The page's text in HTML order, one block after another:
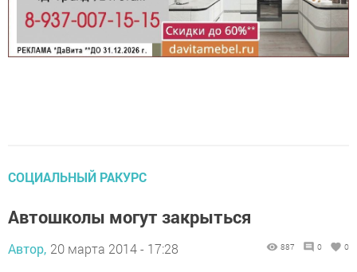
СОЦИАЛЬНЫЙ РАКУРС
Автошколы могут закрыться
Автор, 20 марта 2014 - 17:28 887 0 0